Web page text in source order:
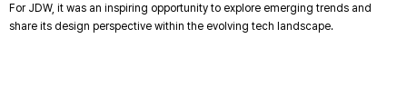
For JDW, it was an inspiring opportunity to explore emerging trends and
share its design perspective within the evolving tech landscape.